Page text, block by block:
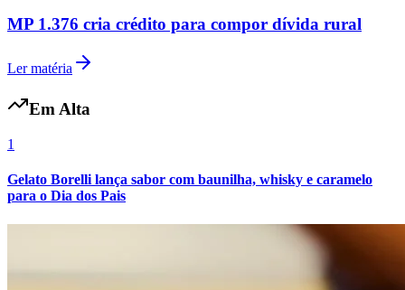
MP 1.376 cria crédito para compor dívida rural
Ler matéria
Em Alta
1
Gelato Borelli lança sabor com baunilha, whisky e caramelo
para o Dia dos Pais